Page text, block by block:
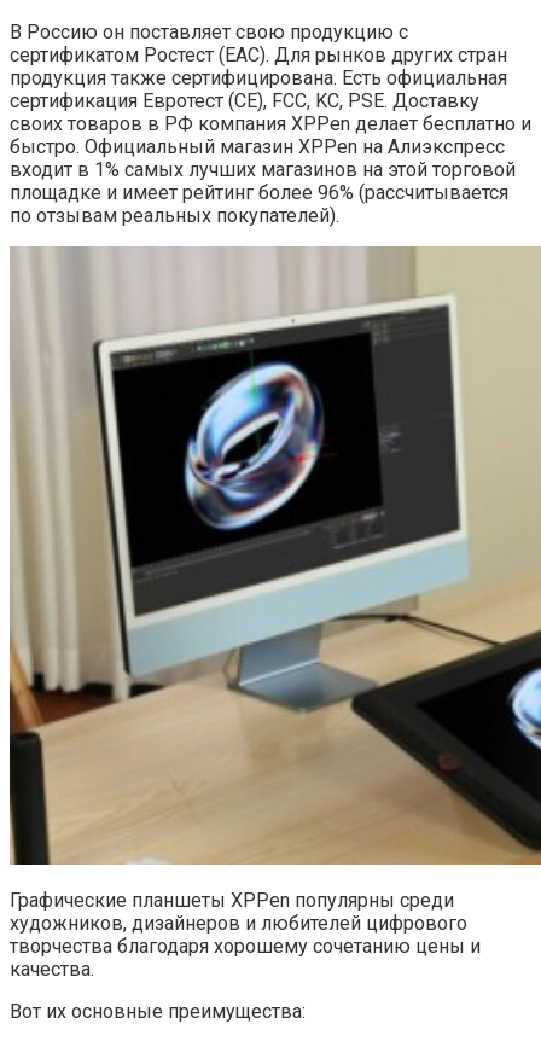
В Россию он поставляет свою продукцию с
сертификатом Ростест (ЕАС). Для рынков других стран
продукция также сертифицирована. Есть официальная
сертификация Евротест (СЕ), FCC, KC, PSE. Доставку
своих товаров в РФ компания XPPen делает бесплатно и
быстро. Официальный магазин XPPen на Алиэкспресс
входит в 1% самых лучших магазинов на этой торговой
площадке и имеет рейтинг более 96% (рассчитывается
по отзывам реальных покупателей).
Графические планшеты XPPen популярны среди
художников, дизайнеров и любителей цифрового
творчества благодаря хорошему сочетанию цены и
качества.
Вот их основные преимущества: